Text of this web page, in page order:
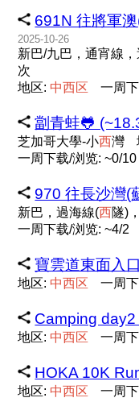
691N 往將軍
2025-10-26
新巴/九巴，通宵線
次
地区: 中西区 一周
劏青蛙🐸
芝加哥大學-小西灣
一周下载/浏览: ~0/10
970 往長沙灣(
新巴，過海線(西隧)
一周下载/浏览: ~4/2
寶雲道東面入
地区: 中西区 一周
Camping
地区: 中西区 一周
HOKA 10K
地区: 中西区 一周